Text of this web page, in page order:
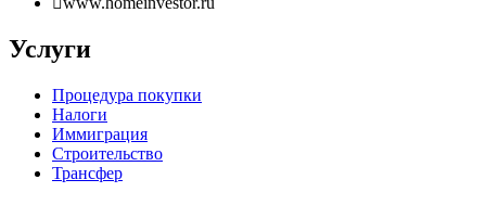
Услуги
Процедура покупки
Налоги
Иммиграция
Строительство
Трансфер